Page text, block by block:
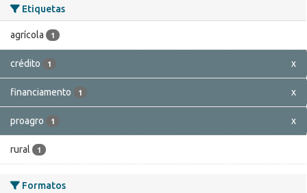
Etiquetas
agrícola 1
crédito 1 x
financiamento 1 x
proagro 1 x
rural 1
Formatos